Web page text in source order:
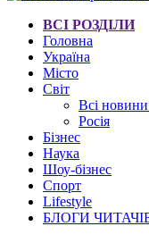
ВСІ РОЗДІЛИ
Головна
Україна
Місто
Світ
Всі новини
Росія
Бізнес
Наука
Шоу-бізнес
Спорт
Lifestyle
БЛОГИ